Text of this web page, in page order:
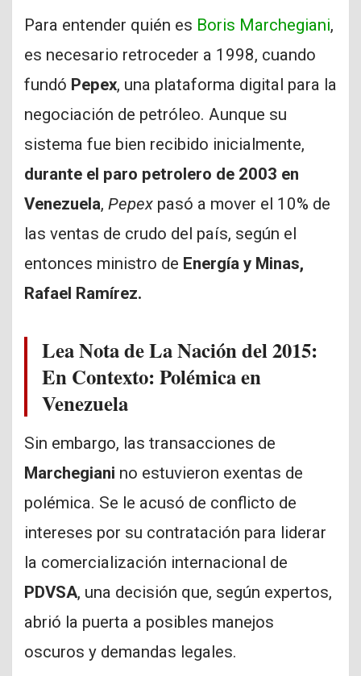
Para entender quién es Boris Marchegiani,
es necesario retroceder a 1998, cuando
fundó Pepex, una plataforma digital para la
negociación de petróleo. Aunque su
sistema fue bien recibido inicialmente,
durante el paro petrolero de 2003 en
Venezuela, Pepex pasó a mover el 10% de
las ventas de crudo del país, según el
entonces ministro de Energía y Minas,
Rafael Ramírez.
Lea Nota de La Nación del 2015:
En Contexto: Polémica en
Venezuela
Sin embargo, las transacciones de
Marchegiani no estuvieron exentas de
polémica. Se le acusó de conflicto de
intereses por su contratación para liderar
la comercialización internacional de
PDVSA, una decisión que, según expertos,
abrió la puerta a posibles manejos
oscuros y demandas legales.